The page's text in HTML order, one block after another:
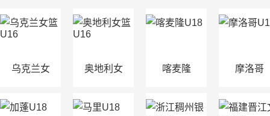
乌克兰女 奥地利女 喀麦隆 摩洛哥